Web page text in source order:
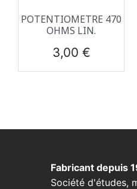
POTENTIOMETRE 470
OHMS LIN.
Prix
3,00 €
Fabricant depuis
Société d'études,